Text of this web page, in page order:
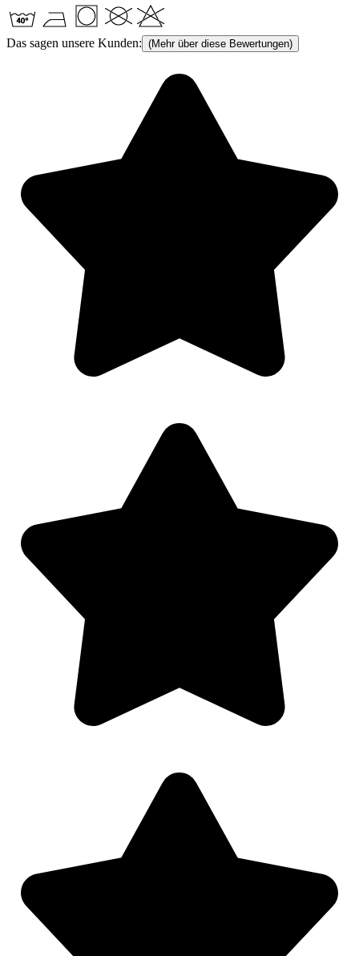
Das sagen unsere Kunden: (Mehr über diese Bewertungen)